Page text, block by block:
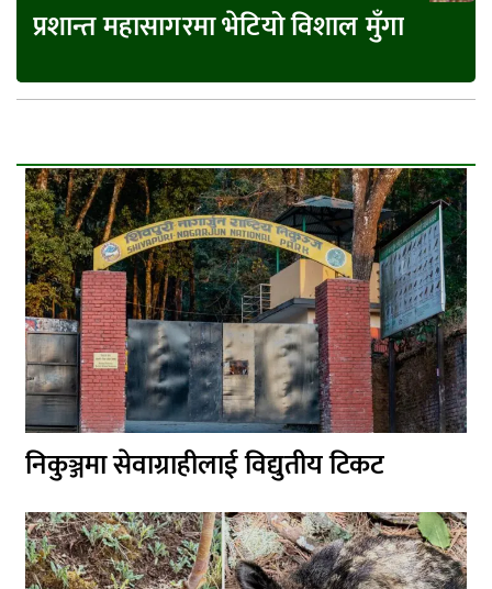
प्रशान्त महासागरमा भेटियो विशाल मुँगा
निकुञ्जमा सेवाग्राहीलाई विद्युतीय टिकट